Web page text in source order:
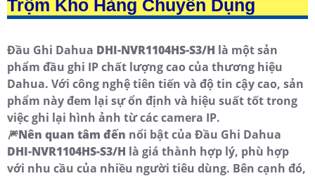
Trộm Kho Hàng Chuyên Dụng
Đầu Ghi Dahua DHI-NVR1104HS-S3/H là một sản
phẩm đầu ghi IP chất lượng cao của thương hiệu
Dahua. Với công nghệ tiên tiến và độ tin cậy cao, sản
phẩm này đem lại sự ổn định và hiệu suất tốt trong
việc ghi lại hình ảnh từ các camera IP.
🎆Nên quan tâm đến nổi bật của Đầu Ghi Dahua
DHI-NVR1104HS-S3/H là giá thành hợp lý, phù hợp
với nhu cầu của nhiều người tiêu dùng. Bên cạnh đó,